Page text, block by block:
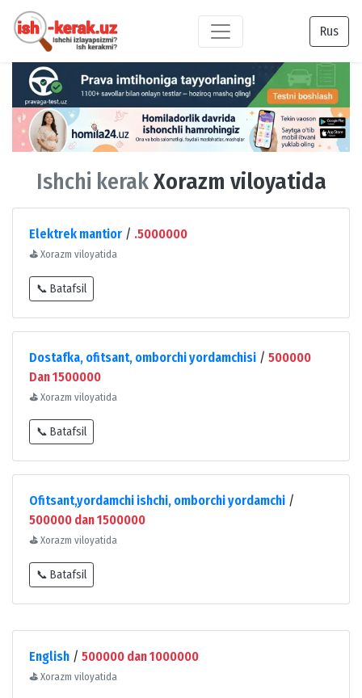
Rus
Ishchi kerakXorazm viloyatida
Elektrek mantior / .5000000
⛳ Xorazm viloyatida
📞 Batafsil
Dostafka, ofitsant, omborchi yordamchisi / 500000
Dan 1500000
⛳ Xorazm viloyatida
📞 Batafsil
Ofitsant,yordamchi ishchi, omborchi yordamchi /
500000 dan 1500000
⛳ Xorazm viloyatida
📞 Batafsil
English / 500000 dan 1000000
⛳ Xorazm viloyatida